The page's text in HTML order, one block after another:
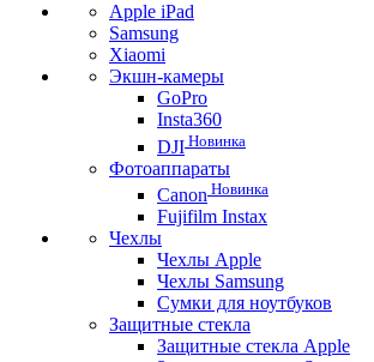
Apple iPad
Samsung
Xiaomi
Экшн-камеры
GoPro
Insta360
DJI Новинка
Фотоаппараты
Canon Новинка
Fujifilm Instax
Чехлы
Чехлы Apple
Чехлы Samsung
Сумки для ноутбуков
Защитные стекла
Защитные стекла Apple